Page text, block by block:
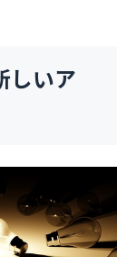
しいア